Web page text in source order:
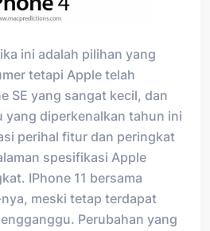
ini adalah pilihan yang
tetapi Apple telah
SE yang sangat kecil, dan
diperkenalkan tahun ini
perihal fitur dan peringkat
spesifikasi Apple
IPhone 11 bersama
meski tetap terdapat
Perubahan yang